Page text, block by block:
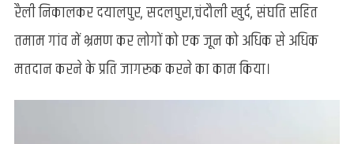
रैली निकालकर दयालपुर, सदलपुरा,चंदौली खुर्द, संघति सहित
तमाम गांव में भ्रमण कर लोगों को एक जून को अधिक से अधिक
मतदान करने के प्रति जागरूक करने का काम किया।